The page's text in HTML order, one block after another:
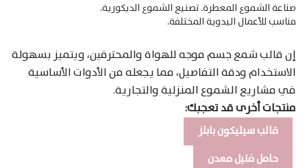
صناعة الشموع المعطرة.تصنيع الشموع الديكورية.
مناسب للأعمال اليدوية المختلفة.
إن قالب شمع جسم موجه للهواة والمحترفين، ويتميز بسهولة
الاستخدام ودقة التفاصيل، مما يجعله من الأدوات الأساسية
في مشاريع الشموع المنزلية والتجارية.
منتجات أخرى قد تعجبك:
قالب سيليكون بابلز
حامل فتيل معدن